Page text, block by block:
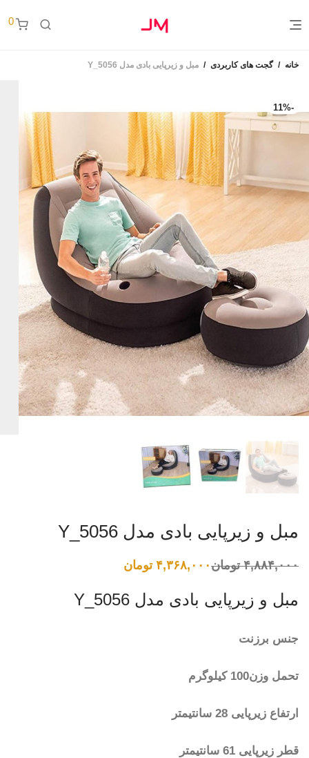
0
خانه / گجت های کاربردی / مبل و زیرپایی بادی مدل Y_5056
-
11%
مبل و زیرپایی بادی مدل Y_5056
۴,۸۸۴,۰۰۰ تومان
قیمت
بود.
۴,۳۶۸,۰۰۰ تومان
قیمت
۴,۳۶۸,۰۰۰ تومان.
مبل و زیرپایی بادی مدل Y_5056
جنس برزنت
تحمل وزن100 کیلوگرم
ارتفاع زیرپایی 28 سانتیمتر
قطر زیرپایی 61 سانتیمتر